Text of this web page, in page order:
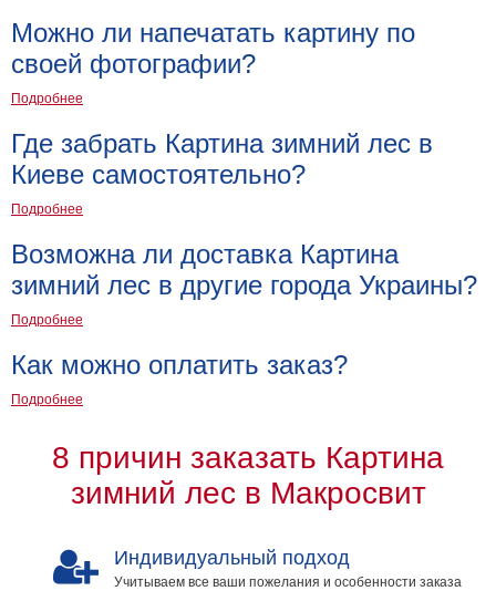
Можно ли напечатать картину по
своей фотографии?
Подробнее
Где забрать Картина зимний лес в
Киеве самостоятельно?
Подробнее
Возможна ли доставка Картина
зимний лес в другие города Украины?
Подробнее
Как можно оплатить заказ?
Подробнее
8 причин заказать Картина
зимний лес в Макросвит
Индивидуальный подход
Учитываем все ваши пожелания и особенности заказа